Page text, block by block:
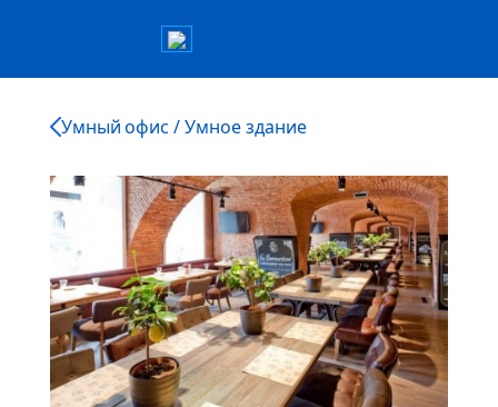
Умный офис / Умное здание